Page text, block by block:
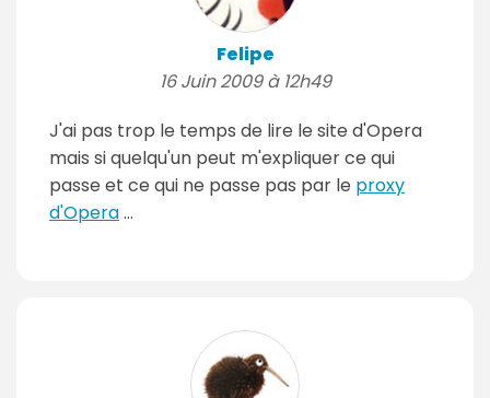
Felipe
16 Juin 2009 à 12h49
J'ai pas trop le temps de lire le site d'Opera
mais si quelqu'un peut m'expliquer ce qui
passe et ce qui ne passe pas par le proxy
d'Opera…